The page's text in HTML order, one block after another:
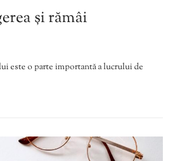
și rămâi
este o parte importantă a lucrului de